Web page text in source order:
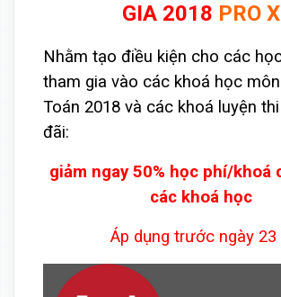
GIA 2018 PRO X
Nhằm tạo điều kiện cho các
tham gia vào các khoá học môn
Toán 2018 và các khoá luyện
đãi:
giảm ngay 50% học phí/khoá
các khoá học
Áp dụng trước ngày 23